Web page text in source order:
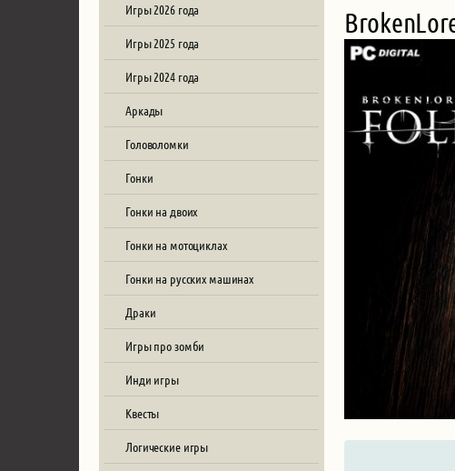
Игры 2026 года
Игры 2025 года
Игры 2024 года
Аркады
Головоломки
Гонки
Гонки на двоих
Гонки на мотоциклах
Гонки на русских машинах
Драки
Игры про зомби
Инди игры
Квесты
Логические игры